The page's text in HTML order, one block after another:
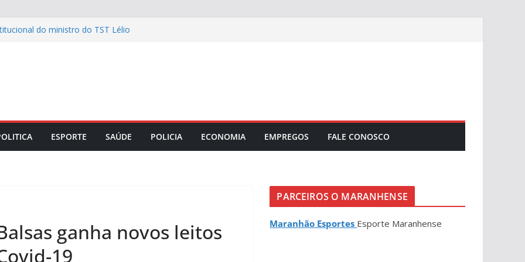
no turismo e aprovação recorde
benefícios a pacientes do
ESPORTE SAÚDE POLICIA ECONOMIA EMPREGOS FALE CONOSCO
ganha novos leitos
19
PARCEIROS O MARANHENSE
Maranhão Esportes Esporte Maranhense